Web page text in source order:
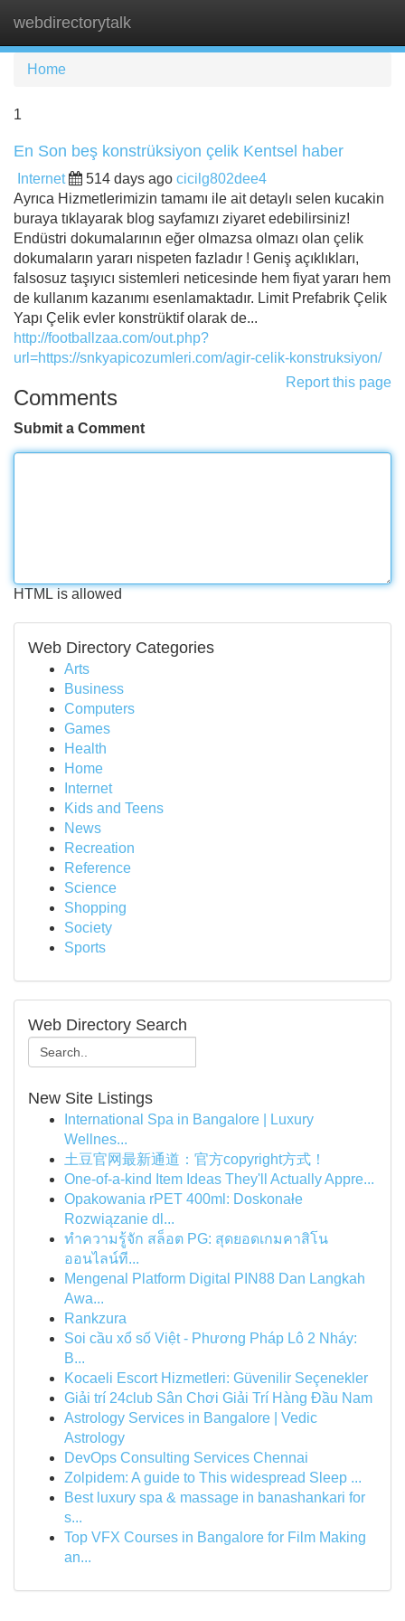
webdirectorytalk
Home
1
En Son beş konstrüksiyon çelik Kentsel haber
Internet 514 days ago cicilg802dee4
Ayrıca Hizmetlerimizin tamamı ile ait detaylı selen kucakin
buraya tıklayarak blog sayfamızı ziyaret edebilirsiniz!
Endüstri dokumalarının eğer olmazsa olmazı olan çelik
dokumaların yararı nispeten fazladır ! Geniş açıklıkları,
falsosuz taşıyıcı sistemleri neticesinde hem fiyat yararı hem
de kullanım kazanımı esenlamaktadır. Limit Prefabrik Çelik
Yapı Çelik evler konstrüktif olarak de...
http://footballzaa.com/out.php?
url=https://snkyapicozumleri.com/agir-celik-konstruksiyon/
Report this page
Comments
Submit a Comment
HTML is allowed
Web Directory Categories
Arts
Business
Computers
Games
Health
Home
Internet
Kids and Teens
News
Recreation
Reference
Science
Shopping
Society
Sports
Web Directory Search
New Site Listings
International Spa in Bangalore | Luxury
Wellnes...
土豆官网最新通道：官方copyright方式！
One-of-a-kind Item Ideas They'll Actually Appre...
Opakowania rPET 400ml: Doskonałe
Rozwiązanie dl...
ทำความรู้จัก สล็อต PG: สุดยอดเกมคาสิโน
ออนไลน์ที...
Mengenal Platform Digital PIN88 Dan Langkah
Awa...
Rankzura
Soi cầu xổ số Việt - Phương Pháp Lô 2 Nháy:
B...
Kocaeli Escort Hizmetleri: Güvenilir Seçenekler
Giải trí 24club Sân Chơi Giải Trí Hàng Đầu Nam
Astrology Services in Bangalore | Vedic
Astrology
DevOps Consulting Services Chennai
Zolpidem: A guide to This widespread Sleep ...
Best luxury spa & massage in banashankari for
s...
Top VFX Courses in Bangalore for Film Making
an...